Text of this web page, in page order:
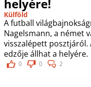
helyére!
Külföld
A futball
Nagelsmann, a német
visszalépett posztjáról.
edzője állhat a helyére.
0 0 2